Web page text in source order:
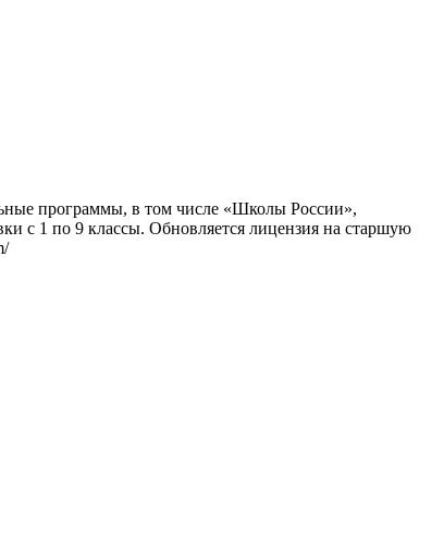
программы, в том числе «Школы России»,
с 1 по 9 классы. Обновляется лицензия на старшую